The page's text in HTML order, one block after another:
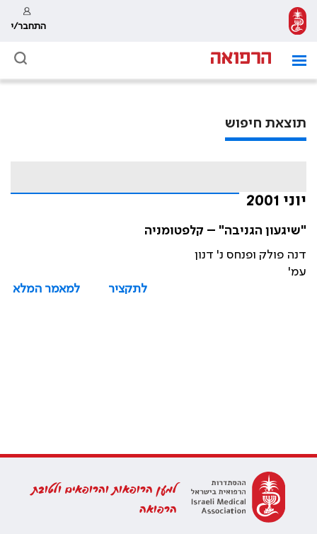
התחבר/י
תוצאת חיפוש
יוני 2001
"שיגעון הגניבה" – קלפטומניה
דנה פולק ופנחס נ' דנון
עמ'
לתקציר
למאמר המלא
למען הרופאות והרופאים ולטובת
הרפואה